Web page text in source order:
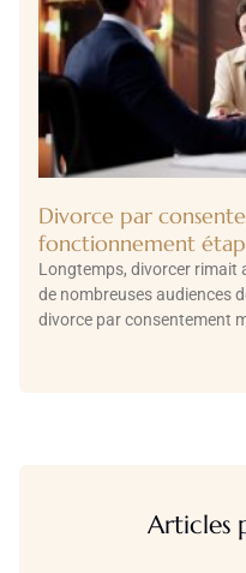
Divorce par
fonctionnement
Longtemps, divorcer rimait
de nombreuses audiences
divorce par consentement
Articles